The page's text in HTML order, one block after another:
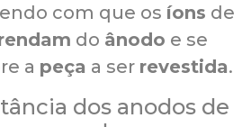
com que os íons de
do ânodo e se
a peça a ser revestida.
dos anodos de